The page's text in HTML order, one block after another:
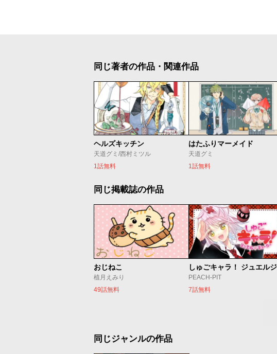
同じ著者の作品・関連作品
ヘルズキッチン
天道グミ/西村ミツル
1話無料
はたふりマーメイド
天道グミ
1話無料
同じ掲載誌の作品
おじねこ
植月えみり
49話無料
PEACH-PIT
7話無料
同じジャンルの作品